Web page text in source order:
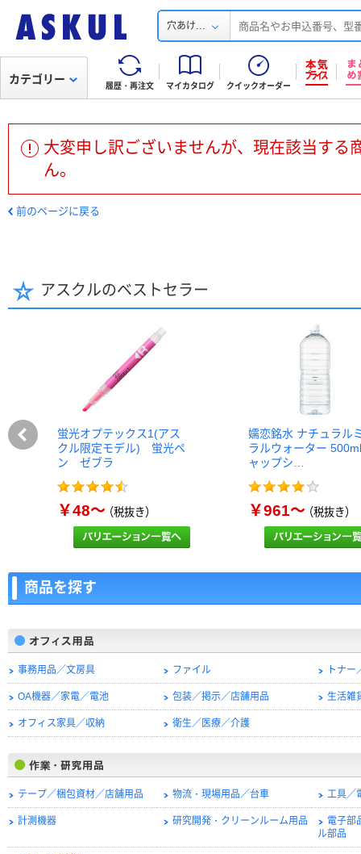
穴あけ...
履歴・再注文 マイカタログ クイックオーダー
カテゴリー
大変申し訳ございませんが、現在該当する
ん。
前のページに戻る
アスクルのベストセラー
蛍光オプテックス1(アス
クル限定モデル) 蛍光ペ
ン ゼブラ
￥48～（税抜き）
嬬恋銘水 ナチュラル
ラルウォーター
ャップシ…
￥961～（税抜き）
商品を探す
事務用品／文房具 ファイル トナ
OA機器／家電／電池 包装／掲示／店舗用品 生活雑
オフィス家具／収納 衛生／医療／介護
テープ／梱包資材／店舗用品 物流・現場用品／台車 工具／
計測機器 研究開発・クリーンルーム用品
電子部
ル部品